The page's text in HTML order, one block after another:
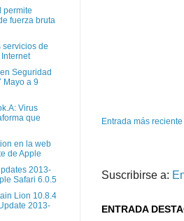
Entrada más reciente
Suscribirse a:
ENTRADA
permite
fuerza bruta
servicios de
Seguridad
Mayo a 9
Virus
que
en la web
de Apple
2013-
Safari 6.0.5
Lion 10.8.4
2013-